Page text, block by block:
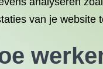
van je website